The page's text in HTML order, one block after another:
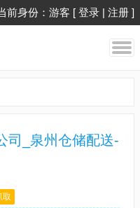
前身份：游客 [ 登录 | 注册 ]
司_泉州仓储配送-
取